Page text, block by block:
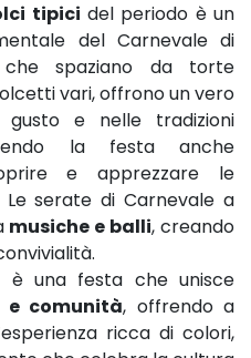
tipici del periodo è un
del Carnevale di
che spaziano da torte
vari, offrono un vero
e nelle tradizioni
la festa anche
e apprezzare le
serate di Carnevale a
musiche e balli, creando
è una festa che unisce
e comunità, offrendo a
ricca di colori,